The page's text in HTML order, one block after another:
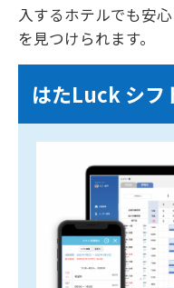
入するホテルでも安
を見つけられます。
はたLuck シフ